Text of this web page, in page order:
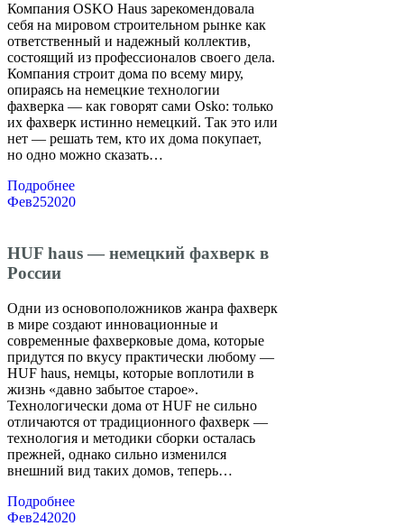
Компания OSKO Haus зарекомендовала
себя на мировом строительном рынке как
ответственный и надежный коллектив,
состоящий из профессионалов своего дела.
Компания строит дома по всему миру,
опираясь на немецкие технологии
фахверка — как говорят сами Osko: только
их фахверк истинно немецкий. Так это или
нет — решать тем, кто их дома покупает,
но одно можно сказать…
Подробнее
Фев252020
HUF haus — немецкий фахверк в
России
Одни из основоположников жанра фахверк
в мире создают инновационные и
современные фахверковые дома, которые
придутся по вкусу практически любому —
HUF haus, немцы, которые воплотили в
жизнь «давно забытое старое».
Технологически дома от HUF не сильно
отличаются от традиционного фахверк —
технология и методики сборки осталась
прежней, однако сильно изменился
внешний вид таких домов, теперь…
Подробнее
Фев242020